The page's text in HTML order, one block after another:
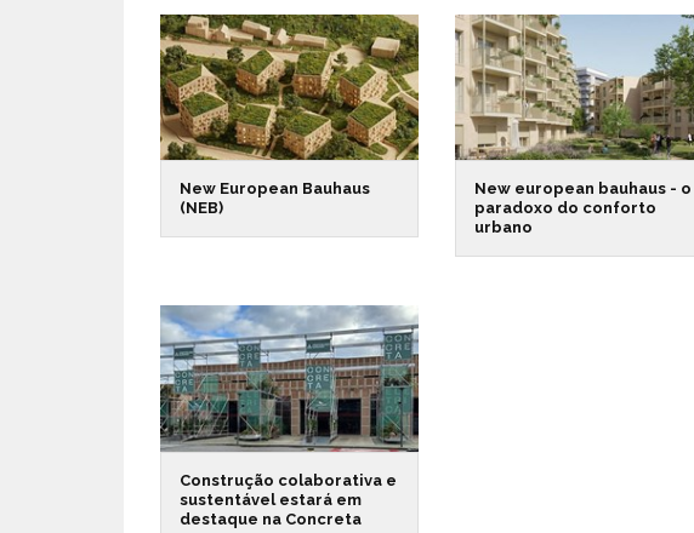
New European Bauhaus
(NEB)
New european bauhaus - o
paradoxo do conforto
urbano
Construção colaborativa e
sustentável estará em
destaque na Concreta